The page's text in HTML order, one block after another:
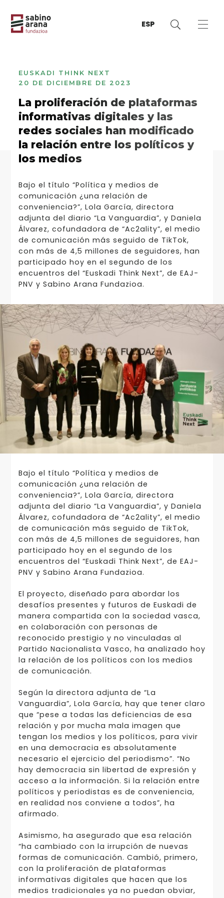
ESP
EUSKADI THINK NEXT
20 DE DICIEMBRE DE 2023
La proliferación de plataformas
informativas digitales y las
redes sociales han modificado
la relación entre los políticos y
los medios
Bajo el título “Política y medios de
comunicación ¿una relación de
conveniencia?”, Lola García, directora
adjunta del diario “La Vanguardia”, y Daniela
Álvarez, cofundadora de “Ac2ality”, el medio
de comunicación más seguido de TikTok,
con más de 4,5 millones de seguidores, han
participado hoy en el segundo de los
encuentros del “Euskadi Think Next”, de EAJ-
PNV y Sabino Arana Fundazioa.
Bajo el título “Política y medios de
comunicación ¿una relación de
conveniencia?”, Lola García, directora
adjunta del diario “La Vanguardia”, y Daniela
Álvarez, cofundadora de “Ac2ality”, el medio
de comunicación más seguido de TikTok,
con más de 4,5 millones de seguidores, han
participado hoy en el segundo de los
encuentros del “Euskadi Think Next”, de EAJ-
PNV y Sabino Arana Fundazioa.
El proyecto, diseñado para abordar los
desafíos presentes y futuros de Euskadi de
manera compartida con la sociedad vasca,
en colaboración con personas de
reconocido prestigio y no vinculadas al
Partido Nacionalista Vasco, ha analizado hoy
la relación de los políticos con los medios
de comunicación.
Según la directora adjunta de “La
Vanguardia”, Lola García, hay que tener claro
que “pese a todas las deficiencias de esa
relación y por mucha mala imagen que
tengan los medios y los políticos, para vivir
en una democracia es absolutamente
necesario el ejercicio del periodismo”. “No
hay democracia sin libertad de expresión y
acceso a la información. Si la relación entre
políticos y periodistas es de conveniencia,
en realidad nos conviene a todos”, ha
afirmado.
Asimismo, ha asegurado que esa relación
“ha cambiado con la irrupción de nuevas
formas de comunicación. Cambió, primero,
con la proliferación de plataformas
informativas digitales que hacen que los
medios tradicionales ya no puedan obviar,